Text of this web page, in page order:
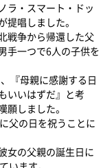
ラ・スマート・ドッ
提唱しました。
戦争から帰還した父
手一つで6人の子供を
『母親に感謝する日
いいはずだ』と考
しました。
父の日を祝うことに
女の父親の誕生日に